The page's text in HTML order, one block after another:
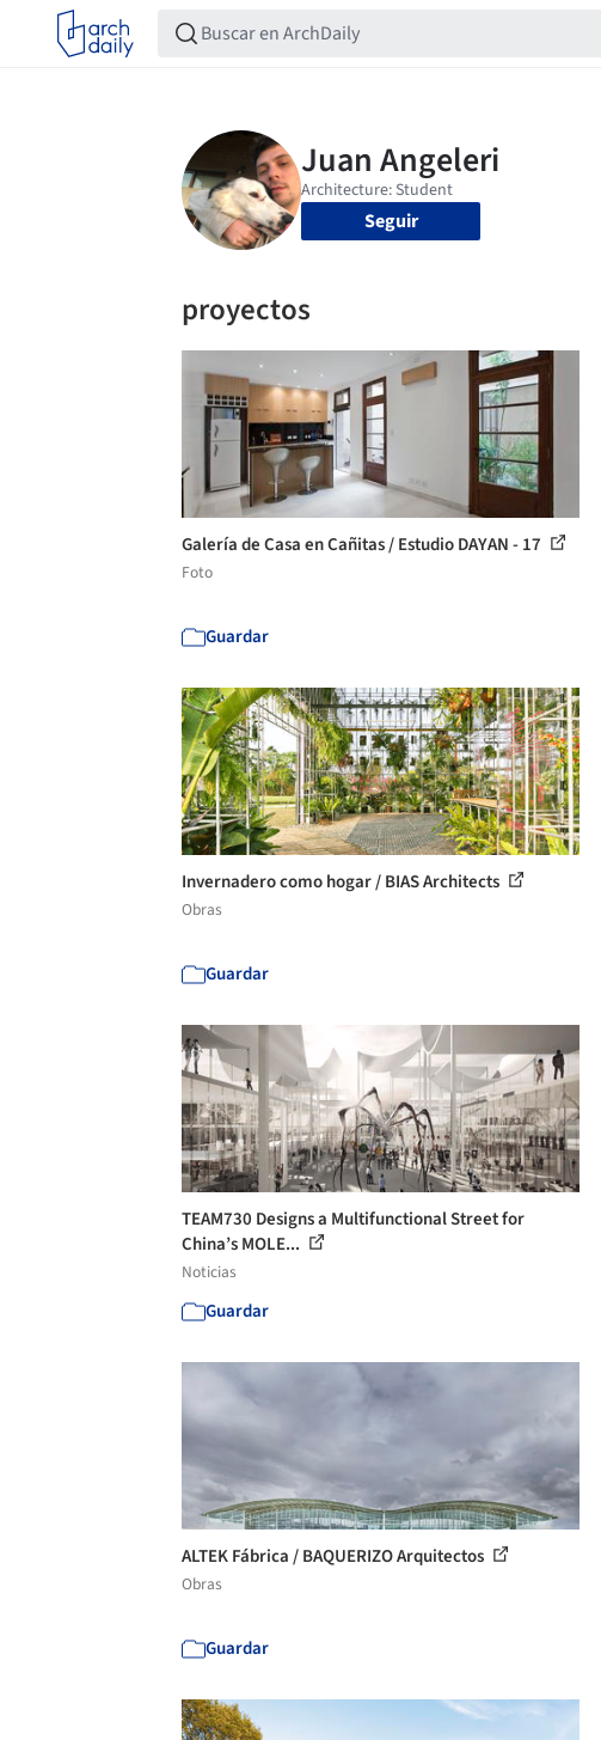
Seguir
proyectos
Galería de Casa en Cañitas / Estudio DAYAN - 17
Foto
Guardar
Invernadero como hogar / BIAS Architects
Obras
Guardar
TEAM730 Designs a Multifunctional Street for
China’s MOLE...
Noticias
Guardar
ALTEK Fábrica / BAQUERIZO Arquitectos
Obras
Guardar